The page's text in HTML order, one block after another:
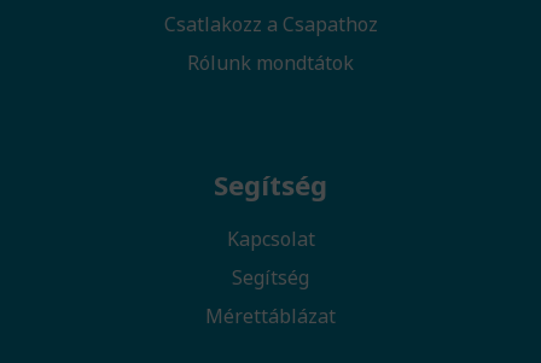
Csatlakozz a Csapathoz
Rólunk mondtátok
Segítség
Kapcsolat
Segítség
Mérettáblázat